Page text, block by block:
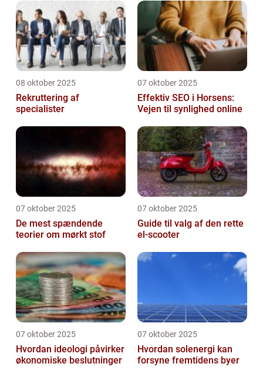
08 oktober 2025
Rekruttering af
specialister
07 oktober 2025
Effektiv SEO i Horsens:
Vejen til synlighed online
07 oktober 2025
De mest spændende
teorier om mørkt stof
07 oktober 2025
Guide til valg af den rette
el-scooter
07 oktober 2025
Hvordan ideologi påvirker
økonomiske beslutninger
07 oktober 2025
Hvordan solenergi kan
forsyne fremtidens byer